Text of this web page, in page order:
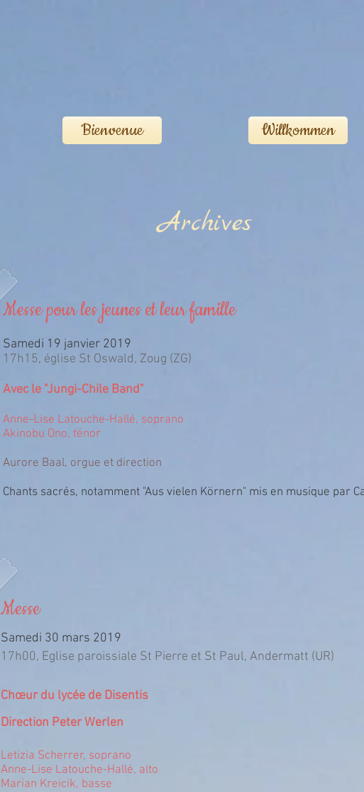
Bienvenue Willkommen
Archives
Messe pour les jeunes et leur famille
Samedi 19 janvier 2019
17h15, église St Oswald, Zoug (ZG)
Avec le "Jungi-Chile Band"
Anne-Lise Latouche-Hallé, soprano
Akinobu Ono, ténor
Aurore Baal, orgue et direction
Chants sacrés, notamment "Aus vielen Körnern" mis en musique par
Messe
Samedi 30 mars 2019
17h00, Eglise paroissiale St Pierre et St Paul, Andermatt (UR)
Chœur du lycée de Disentis
Direction Peter Werlen
Letizia Scherrer, soprano
Anne-Lise Latouche-Hallé, alto
Marian Kreicik, basse